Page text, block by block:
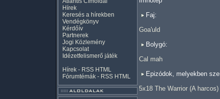
Hírek
Keresés a hírekben
Vendégkönyv
Kérdőív
Partnerek
Jogi Közlemény
Kapcsolat
Idézetfelismerő játék
Hírek - RSS HTML
Fórumtémák - RSS HTML
Faj:
Goa'uld
Bolygó:
Cal mah
Epizódok, melyekben
5x18 The Warrior (A harcos)